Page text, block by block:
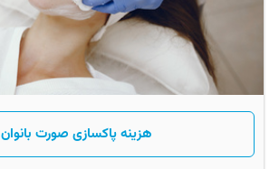
هزینه پاکسازی صورت بانوان